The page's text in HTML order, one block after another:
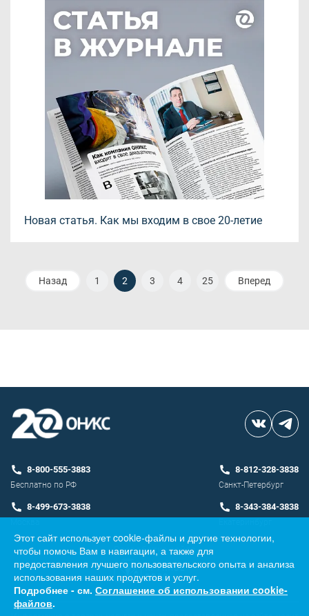
Новая статья. Как мы входим в свое 20-летие
Назад 1 2 3 4 25 Вперед
8-800-555-3883
Бесплатно по РФ
8-812-328-3838
Санкт-Петербург
8-499-673-3838 8-343-384-3838
Разработка сайта
Этот сайт использует cookie-файлы и другие технологии,
чтобы помочь Вам в навигации, а также для
предоставления лучшего пользовательского опыта и анализа
использования наших продуктов и услуг.
Подробнее - см. Соглашение об использовании cookie-
файлов.